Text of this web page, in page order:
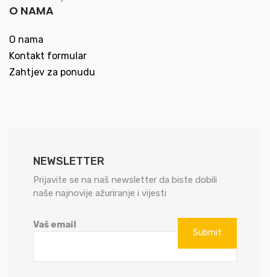
O NAMA
O nama
Kontakt formular
Zahtjev za ponudu
NEWSLETTER
Prijavite se na naš newsletter da biste dobili
naše najnovije ažuriranje i vijesti
Vaš email